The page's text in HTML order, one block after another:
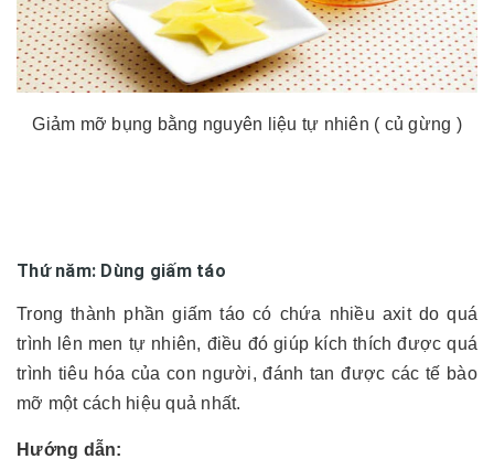
Giảm mỡ bụng bằng nguyên liệu tự nhiên ( củ gừng )
Thứ năm: Dùng giấm táo
Trong thành phần giấm táo có chứa nhiều axit do quá
trình lên men tự nhiên, điều đó giúp kích thích được quá
trình tiêu hóa của con người, đánh tan được các tế bào
mỡ một cách hiệu quả nhất.
Hướng dẫn: